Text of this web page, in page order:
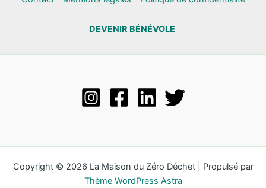
DEVENIR BÉNÉVOLE
Copyright © 2026 La Maison du Zéro Déchet | Propulsé par
Thème WordPress Astra